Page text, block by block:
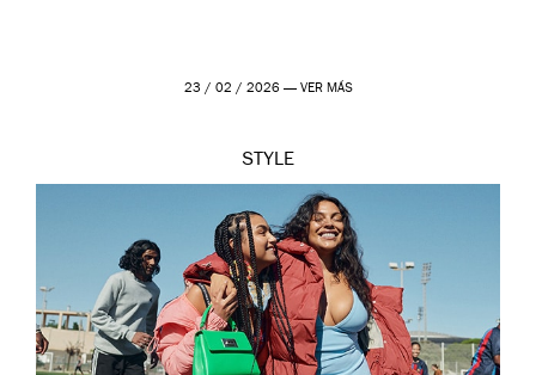
23 / 02 / 2026 — VER MÁS
STYLE